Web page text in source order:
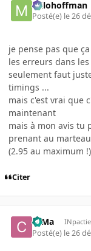
milohoffman
Posté(e) le 26
je pense pas que
les erreurs dans
seulement faut
timings ...
mais c'est vrai que
maintenant
mais à mon avis tu
prenant au
(2.95 au maximum !)
Citer
c0Ma
Posté(e) le 26